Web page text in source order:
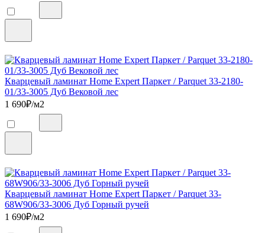
Кварцевый ламинат Home Expert Паркет / Parquet 33-2180-
01/33-3005 Дуб Вековой лес
1 690₽/м2
Кварцевый ламинат Home Expert Паркет / Parquet 33-
68W906/33-3006 Дуб Горный ручей
1 690₽/м2